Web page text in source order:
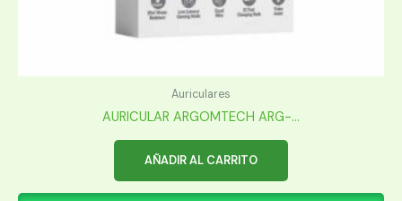
Auriculares
AURICULAR ARGOMTECH ARG-...
AÑADIR AL CARRITO